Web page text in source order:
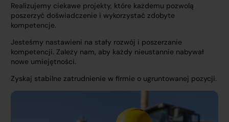
Realizujemy ciekawe projekty, które każdemu pozwolą
poszerzyć doświadczenie i wykorzystać zdobyte
kompetencje.
Jesteśmy nastawieni na stały rozwój i poszerzanie
kompetencji. Zależy nam, aby każdy nieustannie nabywał
nowe umiejętności.
Zyskaj stabilne zatrudnienie w firmie o ugruntowanej pozycji.